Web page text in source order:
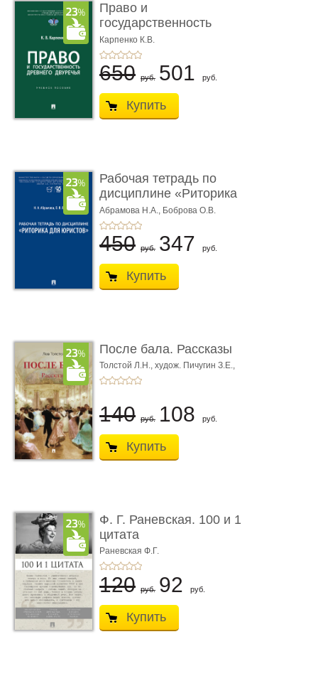
Право и
государственность
Древнего Двуречья. �
...
Карпенко К.В.
650 руб. 501 руб.
Купить
Рабочая тетрадь по
дисциплине «Риторика
для ю� ...
Абрамова Н.А., Боброва О.В.
450 руб. 347 руб.
Купить
После бала. Рассказы
Толстой Л.Н., худож. Пичугин З.Е.,
худож. Лебедев А.И.,
140 руб. 108 руб.
Купить
Ф. Г. Раневская. 100 и 1
цитата
Раневская Ф.Г.
120 руб. 92 руб.
Купить